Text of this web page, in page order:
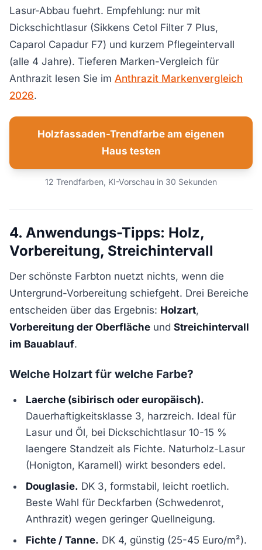
Lasur-Abbau fuehrt. Empfehlung: nur mit
Dickschichtlasur (Sikkens Cetol Filter 7 Plus,
Caparol Capadur F7) und kurzem Pflegeintervall
(alle 4 Jahre). Tieferen Marken-Vergleich für
Anthrazit lesen Sie im Anthrazit Markenvergleich
2026.
Holzfassaden-Trendfarbe am eigenen
Haus testen
12 Trendfarben, KI-Vorschau in 30 Sekunden
4. Anwendungs-Tipps: Holz,
Vorbereitung, Streichintervall
Der schönste Farbton nuetzt nichts, wenn die
Untergrund-Vorbereitung schiefgeht. Drei Bereiche
entscheiden über das Ergebnis: Holzart,
Vorbereitung der Oberfläche und Streichintervall
im Bauablauf.
Welche Holzart für welche Farbe?
Laerche (sibirisch oder europäisch).
Dauerhaftigkeitsklasse 3, harzreich. Ideal für
Lasur und Öl, bei Dickschichtlasur 10-15 %
laengere Standzeit als Fichte. Naturholz-Lasur
(Honigton, Karamell) wirkt besonders edel.
Douglasie. DK 3, formstabil, leicht roetlich.
Beste Wahl für Deckfarben (Schwedenrot,
Anthrazit) wegen geringer Quellneigung.
Fichte / Tanne. DK 4, günstig (25-45 Euro/m²).